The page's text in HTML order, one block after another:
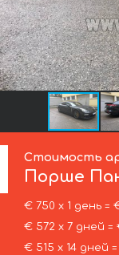
Стоимость
Порше
€ 750 х 1 день =
€ 572 х 7 дней =
€ 515 х 14 дней